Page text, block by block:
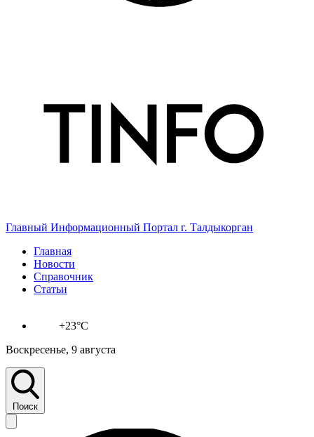
Главный Информационный Портал г. Талдыкорган
Главная
Новости
Справочник
Статьи
+23°C
Воскресенье, 9 августа
Поиск